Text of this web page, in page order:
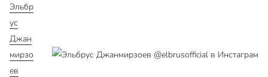
Эльбр
ус
Джан
мирзо
ев